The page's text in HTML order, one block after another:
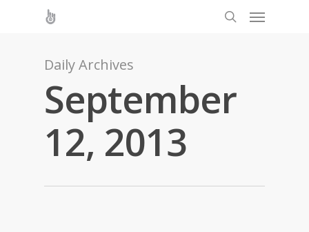
Daily Archives
September
12, 2013